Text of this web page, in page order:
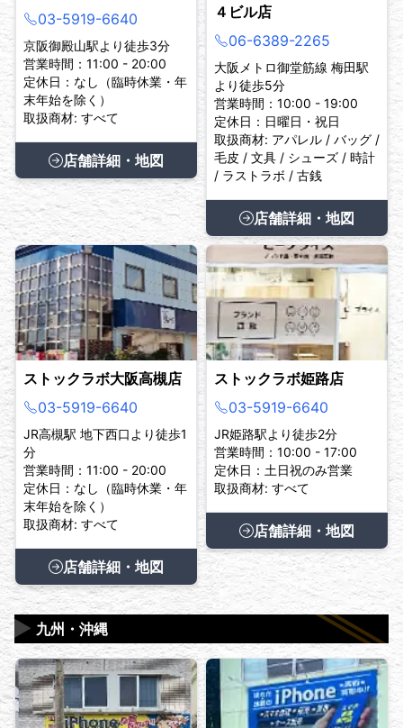
03-5919-6640
京阪御殿山駅より徒歩3分
営業時間：11:00 - 20:00
定休日：なし（臨時休業・年
末年始を除く）
取扱商材: すべて
店舗詳細・地図
４ビル店
06-6389-2265
大阪メトロ御堂筋線 梅田駅
より徒歩5分
営業時間：10:00 - 19:00
定休日：日曜日・祝日
取扱商材: アパレル / バッグ /
毛皮 / 文具 / シューズ / 時計
/ ラストラボ / 古銭
店舗詳細・地図
ストックラボ大阪高槻店
03-5919-6640
JR高槻駅 地下西口より徒歩1
分
営業時間：11:00 - 20:00
定休日：なし（臨時休業・年
末年始を除く）
取扱商材: すべて
店舗詳細・地図
ストックラボ姫路店
03-5919-6640
JR姫路駅より徒歩2分
営業時間：10:00 - 17:00
定休日：土日祝のみ営業
取扱商材: すべて
店舗詳細・地図
九州・沖縄
▶